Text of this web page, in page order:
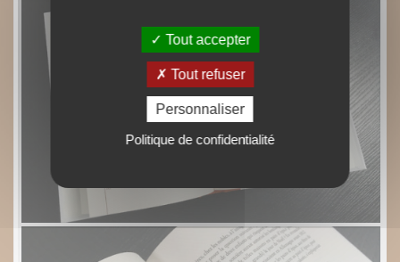
Tout accepter
Tout refuser
Personnaliser
Politique de confidentialité